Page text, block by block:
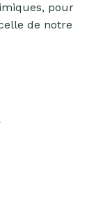
pour
de notre